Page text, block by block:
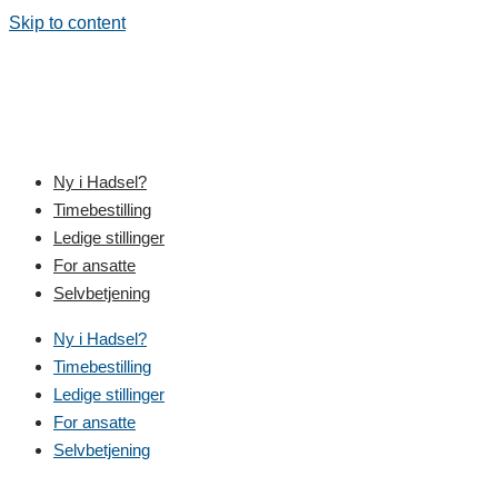
Skip to content
Ny i Hadsel?
Timebestilling
Ledige stillinger
For ansatte
Selvbetjening
Ny i Hadsel?
Timebestilling
Ledige stillinger
For ansatte
Selvbetjening